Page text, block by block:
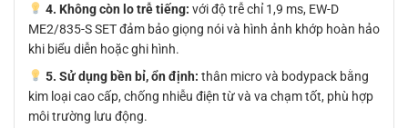
4. Không còn lo trễ tiếng: với độ trễ chỉ 1,9 ms, EW-D
ME2/835-S SET đảm bảo giọng nói và hình ảnh khớp hoàn hảo
khi biểu diễn hoặc ghi hình.
5. Sử dụng bền bỉ, ổn định: thân micro và bodypack bằng
kim loại cao cấp, chống nhiễu điện từ và va chạm tốt, phù hợp
môi trường lưu động.